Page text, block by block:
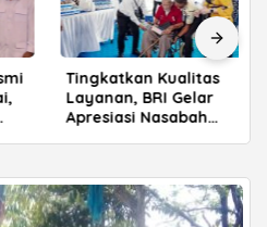
Tingkatkan Kualitas
Layanan, BRI Gelar
Apresiasi Nasabah